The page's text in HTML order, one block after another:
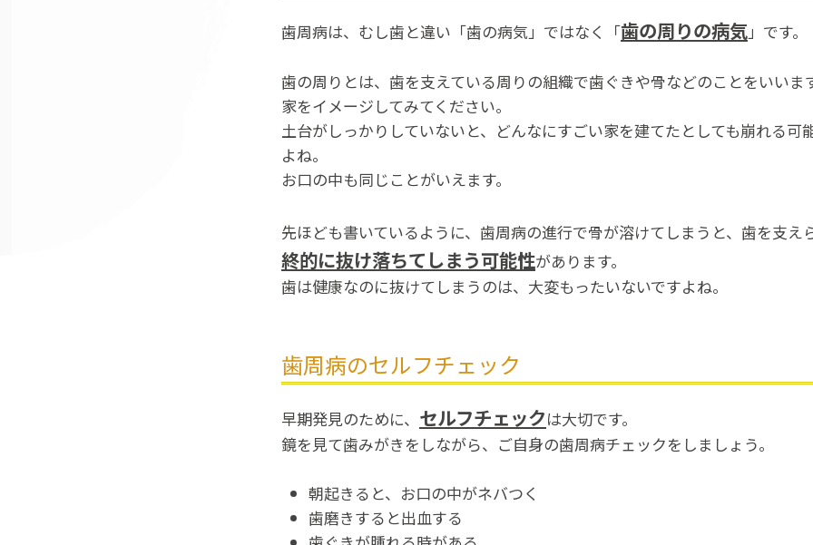
歯周病は、むし歯と違い「歯の病気」ではなく「歯の周りの病気」です。
歯の周りとは、歯を支えている周りの組織で歯ぐきや骨などのことをいいます
家をイメージしてみてください。
土台がしっかりしていないと、どんなにすごい家を建てたとしても崩れる可
よね。
お口の中も同じことがいえます。
先ほども書いているように、歯周病の進行で骨が溶けてしまうと、歯を支え
終的に抜け落ちてしまう可能性があります。
歯は健康なのに抜けてしまうのは、大変もったいないですよね。
歯周病のセルフチェック
早期発見のために、 セルフチェックは大切です。
鏡を見て歯みがきをしながら、ご自身の歯周病チェックをしましょう。
朝起きると、お口の中がネバつく
歯磨きすると出血する